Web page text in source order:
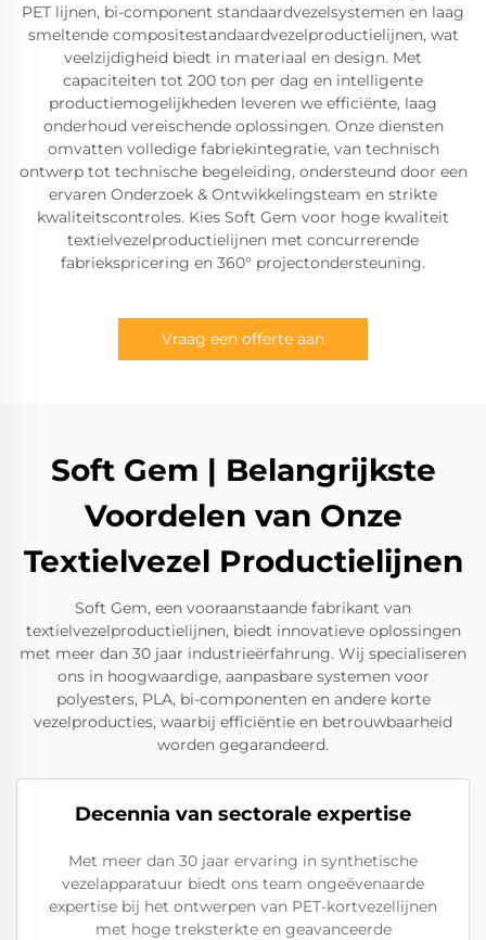
PET lijnen, bi-component standaardvezelsystemen en laag
smeltende compositestandaardvezelproductielijnen, wat
veelzijdigheid biedt in materiaal en design. Met
capaciteiten tot 200 ton per dag en intelligente
productiemogelijkheden leveren we efficiënte, laag
onderhoud vereischende oplossingen. Onze diensten
omvatten volledige fabriekintegratie, van technisch
ontwerp tot technische begeleiding, ondersteund door een
ervaren Onderzoek & Ontwikkelingsteam en strikte
kwaliteitscontroles. Kies Soft Gem voor hoge kwaliteit
textielvezelproductielijnen met concurrerende
fabriekspricering en 360° projectondersteuning.
Vraag een offerte aan
Soft Gem | Belangrijkste
Voordelen van Onze
Textielvezel Productielijnen
Soft Gem, een vooraanstaande fabrikant van
textielvezelproductielijnen, biedt innovatieve oplossingen
met meer dan 30 jaar industrieërfahrung. Wij specialiseren
ons in hoogwaardige, aanpasbare systemen voor
polyesters, PLA, bi-componenten en andere korte
vezelproducties, waarbij efficiëntie en betrouwbaarheid
worden gegarandeerd.
Decennia van sectorale expertise
Met meer dan 30 jaar ervaring in synthetische
vezelapparatuur biedt ons team ongeëvenaarde
expertise bij het ontwerpen van PET-kortvezellijnen
met hoge treksterkte en geavanceerde